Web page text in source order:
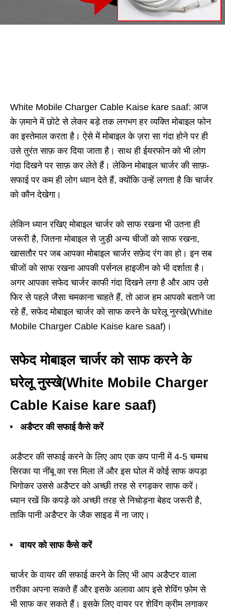
White Mobile Charger Cable Kaise kare saaf: आज
के ज़माने में छोटे से लेकर बड़े तक लगभग हर व्यक्ति मोबाइल फोन
का इस्तेमाल करता है। ऐसे में मोबाइल के ज़रा सा गंदा होने पर ही
उसे तुरंत साफ़ कर दिया जाता है। साथ ही ईयरफोन को भी लोग
गंदा दिखने पर साफ़ कर लेते हैं। लेकिन मोबाइल चार्जर की साफ़-
सफाई पर कम ही लोग ध्यान देते हैं, क्योंकि उन्हें लगता है कि चार्जर
को कौन देखेगा।
लेकिन ध्यान रखिए मोबाइल चार्जर को साफ रखना भी उतना ही
जरूरी है, जितना मोबाइल से जुड़ी अन्य चीजों को साफ रखना,
खासतौर पर जब आपका मोबाइल चार्जर सफ़ेद रंग का हो। इन सब
चीजों को साफ रखना आपकी पर्सनल हाइजीन को भी दर्शाता है।
अगर आपका सफेद चार्जर काफी गंदा दिखने लगा है और आप उसे
फिर से पहले जैसा चमकाना चाहते हैं, तो आज हम आपको बताने जा
रहे हैं, सफेद मोबाइल चार्जर को साफ करने के घरेलू नुस्खे(White
Mobile Charger Cable Kaise kare saaf)।
सफेद मोबाइल चार्जर को साफ करने के
घरेलू नुस्खे(White Mobile Charger
Cable Kaise kare saaf)
अडैप्टर की सफाई कैसे करें
अडैप्टर की सफाई करने के लिए आप एक कप पानी में 4-5 चम्मच
सिरका या नींबू का रस मिला लें और इस घोल में कोई साफ कपड़ा
भिगोकर उससे अडैप्टर को अच्छी तरह से रगड़कर साफ करें।
ध्यान रखें कि कपड़े को अच्छी तरह से निचोड़ना बेहद जरूरी है,
ताकि पानी अडैप्टर के जैक साइड में ना जाए।
वायर को साफ कैसे करें
चार्जर के वायर की सफाई करने के लिए भी आप अडैप्टर वाला
तरीका अपना सकते हैं और इसके अलावा आप इसे शेविंग फ़ोम से
भी साफ कर सकते हैं। इसके लिए वायर पर शेविंग क्रीम लगाकर